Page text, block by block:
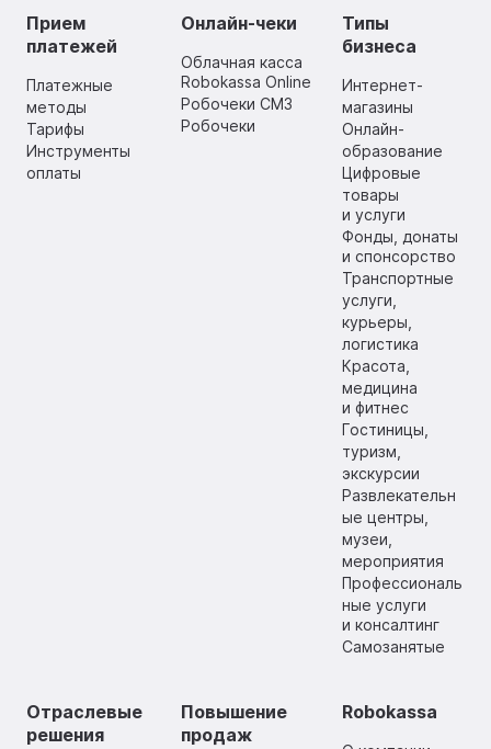
Прием
платежей
Платежные
методы
Тарифы
Инструменты
оплаты
Онлайн-чеки
Облачная касса
Robokassa Online
Робочеки СМЗ
Робочеки
Типы
бизнеса
Интернет-
магазины
Онлайн-
образование
Цифровые
товары
и услуги
Фонды, донаты
и спонсорство
Транспортные
услуги,
курьеры,
логистика
Красота,
медицина
и фитнес
Гостиницы,
туризм,
экскурсии
Развлекательн
ые центры,
музеи,
мероприятия
Профессиональ
ные услуги
и консалтинг
Самозанятые
Отраслевые
решения
Повышение
продаж
Robokassa